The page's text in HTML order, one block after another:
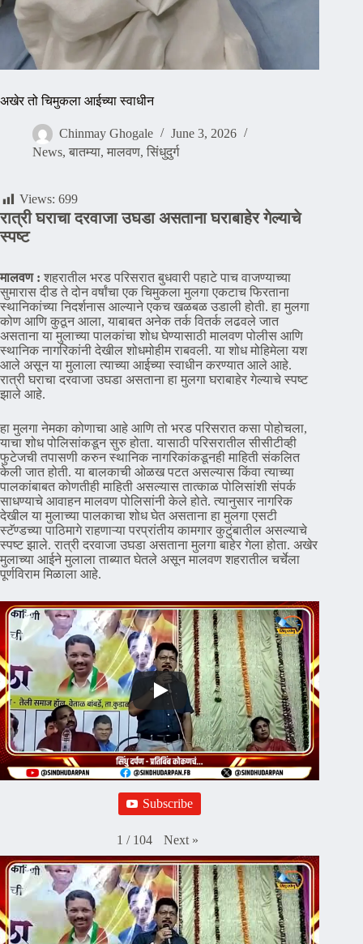
अखेर तो चिमुकला आईच्या स्वाधीन
Chinmay Ghogale
June 3, 2026
News, बातम्या, मालवण, सिंधुदुर्ग
Views: 699
रात्री घराचा दरवाजा उघडा असताना घराबाहेर गेल्याचे
स्पष्ट
मालवण : शहरातील भरड परिसरात बुधवारी पहाटे पाच वाजण्याच्या
सुमारास दीड ते दोन वर्षांचा एक चिमुकला मुलगा एकटाच फिरताना
स्थानिकांच्या निदर्शनास आल्याने एकच खळबळ उडाली होती. हा मुलगा
कोण आणि कुठून आला, याबाबत अनेक तर्क वितर्क लढवले जात
असताना या मुलाच्या पालकांचा शोध घेण्यासाठी मालवण पोलीस आणि
स्थानिक नागरिकांनी देखील शोधमोहीम राबवली. या शोध मोहिमेला यश
आले असून या मुलाला त्याच्या आईच्या स्वाधीन करण्यात आले आहे.
रात्री घराचा दरवाजा उघडा असताना हा मुलगा घराबाहेर गेल्याचे स्पष्ट
झाले आहे.
हा मुलगा नेमका कोणाचा आहे आणि तो भरड परिसरात कसा पोहोचला,
याचा शोध पोलिसांकडून सुरु होता. यासाठी परिसरातील सीसीटीव्ही
फुटेजची तपासणी करुन स्थानिक नागरिकांकडूनही माहिती संकलित
केली जात होती. या बालकाची ओळख पटत असल्यास किंवा त्याच्या
पालकांबाबत कोणतीही माहिती असल्यास तात्काळ पोलिसांशी संपर्क
साधण्याचे आवाहन मालवण पोलिसांनी केले होते. त्यानुसार नागरिक
देखील या मुलाच्या पालकाचा शोध घेत असताना हा मुलगा एसटी
स्टॅण्डच्या पाठिमागे राहणाऱ्या परप्रांतीय कामगार कुटुंबातील असल्याचे
स्पष्ट झाले. रात्री दरवाजा उघडा असताना मुलगा बाहेर गेला होता. अखेर
मुलाच्या आईने मुलाला ताब्यात घेतले असून मालवण शहरातील चर्चेला
पूर्णविराम मिळाला आहे.
Subscribe
1 / 104 Next »